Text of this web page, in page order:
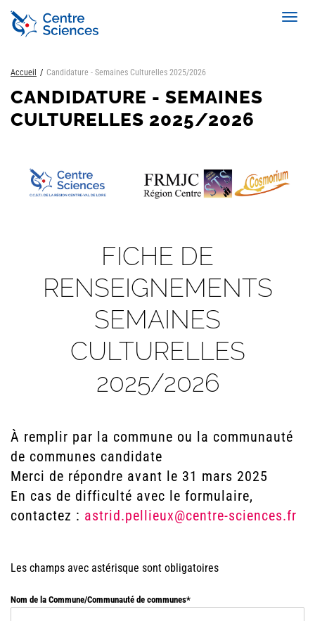
Aller
contenu
Accueil Candidature - Semaines Culturelles 2025/2026
CANDIDATURE - SEMAINES
CULTURELLES 2025/2026
FICHE DE
RENSEIGNEMENTS
SEMAINES
CULTURELLES
2025/2026
À remplir par la commune ou la communauté
de communes candidate
Merci de répondre avant le 31 mars 2025
En cas de difficulté avec le formulaire,
contactez : astrid.pellieux@centre-sciences.fr
Les champs avec astérisque sont obligatoires
Nom de la Commune/Communauté de communes